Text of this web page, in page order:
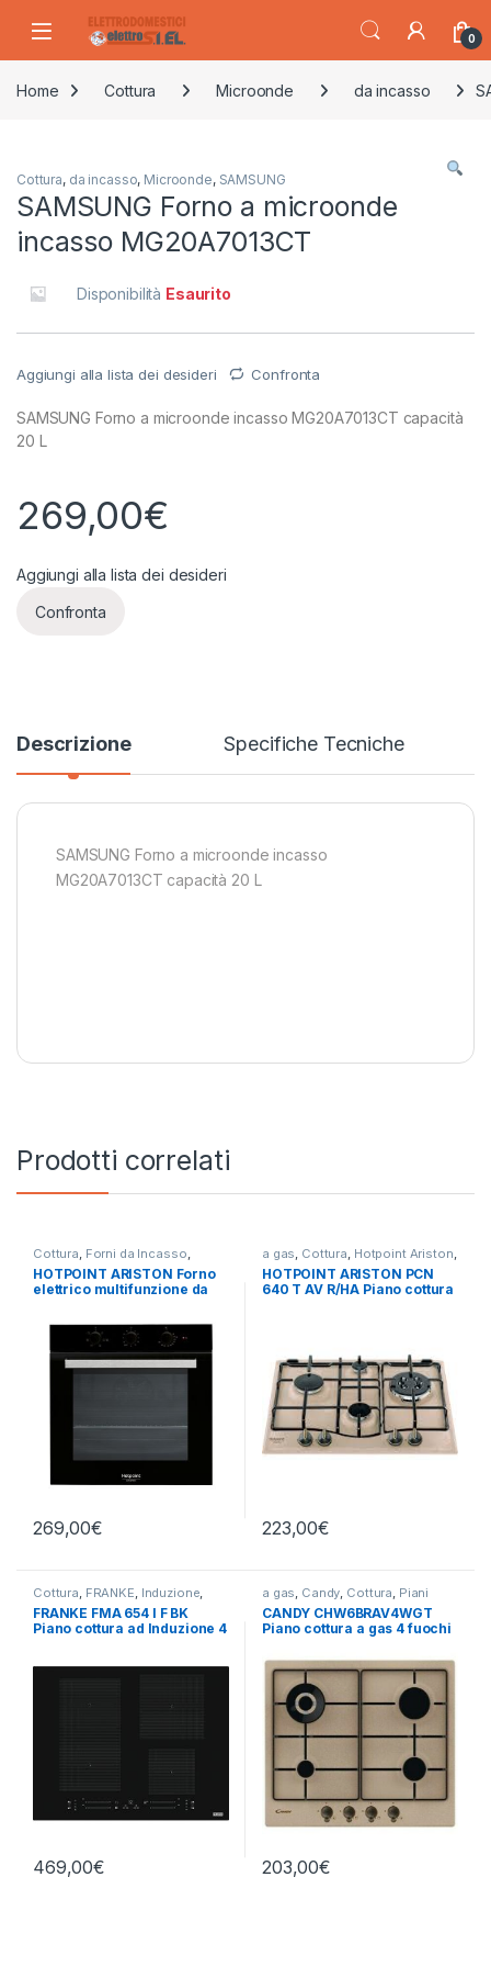
0
Home Cottura Microonde da incasso
Cottura, da incasso, Microonde, SAMSUNG
SAMSUNG Forno a microonde
incasso MG20A7013CT
Disponibilità Esaurito
Aggiungi alla lista dei desideri Confronta
SAMSUNG Forno a microonde incasso MG20A7013CT capacità
20 L
269,00€
Aggiungi alla lista dei desideri
Confronta
Descrizione Specifiche Tecniche
SAMSUNG Forno a microonde incasso
MG20A7013CT capacità 20 L
Prodotti correlati
Cottura, Forni da Incasso,
Hotpoint Ariston
HOTPOINT ARISTON Forno
elettrico multifunzione da
269,00€
a gas, Cottura, Hotpoint Ariston,
Piani Cottura
HOTPOINT ARISTON PCN
640 T AV R/HA Piano cottura
223,00€
Cottura, FRANKE, Induzione,
misto,Piani Cottura
FRANKE FMA 654 I F BK
Piano cottura ad Induzione 4
469,00€
a gas, Candy, Cottura, Piani
Cottura
CANDY CHW6BRAV4WGT
Piano cottura a gas 4 fuochi
203,00€